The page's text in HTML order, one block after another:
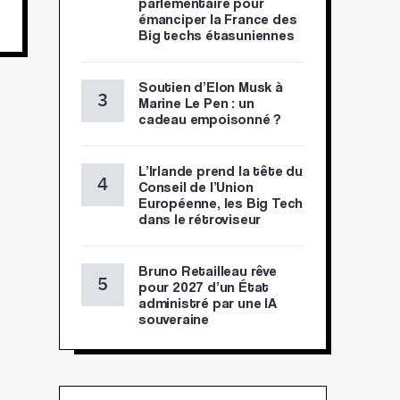
émanciper la France des
Big techs étasuniennes
Soutien d’Elon Musk à
Marine Le Pen : un
cadeau empoisonné ?
L’Irlande prend la tête du
Conseil de l’Union
Européenne, les Big Tech
dans le rétroviseur
Bruno Retailleau rêve
pour 2027 d’un État
administré par une IA
souveraine